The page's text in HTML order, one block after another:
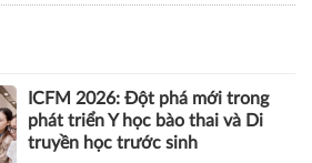
ICFM 2026: Đột phá mới trong
phát triển Y học bào thai và Di
truyền học trước sinh